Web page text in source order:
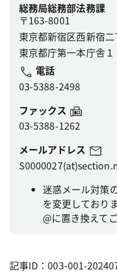
総務局総務部法務課
〒163-8001
東京都新宿区西新宿
東京都庁第一本庁舎
電話
03-5388-2498
ファックス
03-5388-1262
メールアドレス
迷惑メール対策
を変更しており
@に置き換えて
記事ID：003-001-